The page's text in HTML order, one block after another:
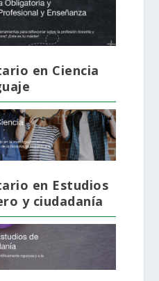
en Ciencia
en Estudios
y ciudadanía